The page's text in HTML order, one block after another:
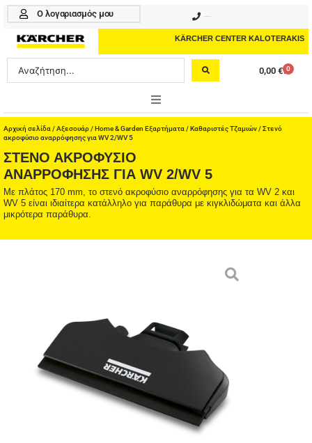
Μετάβαση
περιεχόμενο
Ο λογαριασμός μου
KÄRCHER CENTER KALOTERAKIS
Search
...
0,00 € 0
Cart
ONLINE SHOP
HOME & GARDEN
PROFESSIONAL
ΑΞΕΣΟΥΑΡ
Αρχική σελίδα /Αξεσουάρ/Home & Garden Εξαρτήματα /Καθαριστές Τζαμιών/ Στενό
ακροφύσιο αναρρόφησης για WV 2/WV 5
ΣΤΕΝΌ ΑΚΡΟΦΎΣΙΟ
ΑΝΑΡΡΌΦΗΣΗΣ ΓΙΑ WV 2/WV 5
Με πλάτος 170 mm, το στενό ακροφύσιο αναρρόφησης για τα WV 2 και
WV 5 είναι ιδιαίτερα κατάλληλο για παράθυρα με κιγκλιδώματα και άλλα
μικρότερα παράθυρα.